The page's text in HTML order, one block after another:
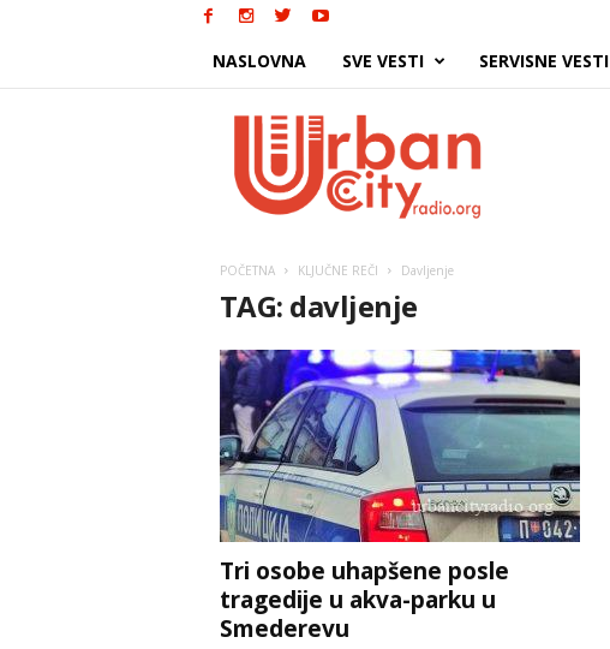
NASLOVNA SVE VESTI SERVISNE VESTI
POČETNA KLJUČNE REČI Davljenje
TAG: davljenje
Tri osobe uhapšene posle
tragedije u akva-parku u
Smederevu